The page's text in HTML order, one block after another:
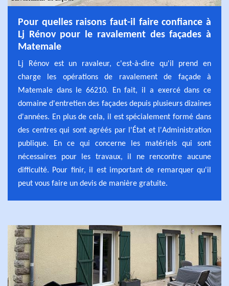
Pour quelles raisons faut-il faire confiance à
Lj Rénov pour le ravalement des façades à
Matemale
Lj Rénov est un ravaleur, c'est-à-dire qu'il prend en
charge les opérations de ravalement de façade à
Matemale dans le 66210. En fait, il a exercé dans ce
domaine d'entretien des façades depuis plusieurs dizaines
d'années. En plus de cela, il est spécialement formé dans
des centres qui sont agréés par l'État et l'Administration
publique. En ce qui concerne les matériels qui sont
nécessaires pour les travaux, il ne rencontre aucune
difficulté. Pour finir, il est important de remarquer qu'il
peut vous faire un devis de manière gratuite.